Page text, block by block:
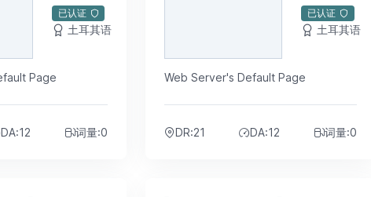
已认证
土耳其语
Page
DA:12 词量:0
已认证
土耳其语
Web Server's Default Page
DR:21 DA:12 词量:0